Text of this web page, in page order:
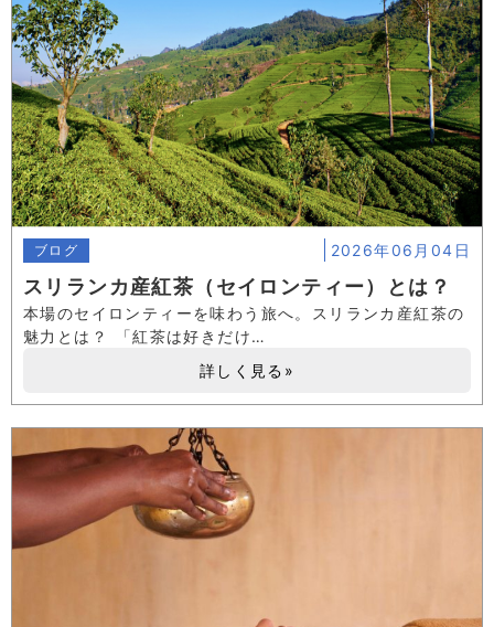
スリランカ産紅茶（セイロンティー）とは？
ブログ 2026年06月04日
本場のセイロンティーを味わう旅へ。スリランカ産紅茶の
魅力とは？ 「紅茶は好きだけ…
詳しく見る»